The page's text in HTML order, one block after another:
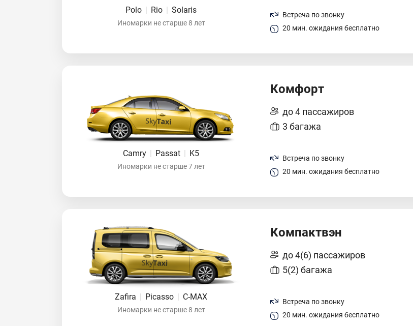
Polo | Rio | Solaris
Иномарки не старше 8 лет
Встреча по звонку
20 мин. ожидания бесплатно
Camry | Passat | K5
Иномарки не старше 7 лет
Комфорт
до 4 пассажиров
3 багажа
Встреча по звонку
20 мин. ожидания бесплатно
Zafira | Picasso | C-MAX
Иномарки не старше 8 лет
Компактвэн
до 4(6) пассажиров
5(2) багажа
Встреча по звонку
20 мин. ожидания бесплатно